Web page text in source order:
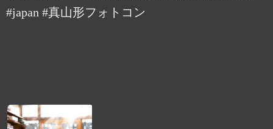
#japan #真山形フォトコン